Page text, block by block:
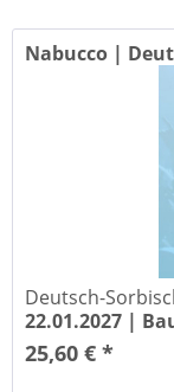
Nabucco |
Deutsch-
22.01.2027 |
25,60 € *